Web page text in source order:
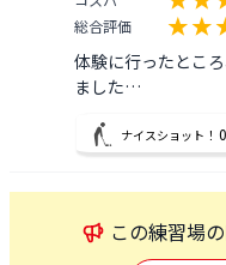
総合評価
体験に行ったとこ
ました…
ナイスショット！ 0
この練習場